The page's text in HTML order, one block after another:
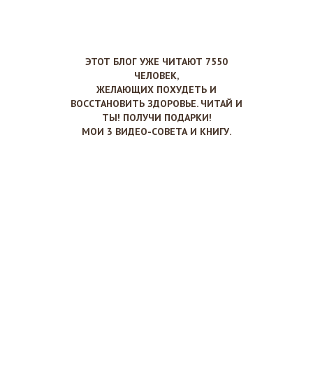
ЭТОТ БЛОГ УЖЕ ЧИТАЮТ 7550
ЧЕЛОВЕК,
ЖЕЛАЮЩИХ ПОХУДЕТЬ И
ВОССТАНОВИТЬ ЗДОРОВЬЕ. ЧИТАЙ И
ТЫ! ПОЛУЧИ ПОДАРКИ!
МОИ 3 ВИДЕО-СОВЕТА И КНИГУ.